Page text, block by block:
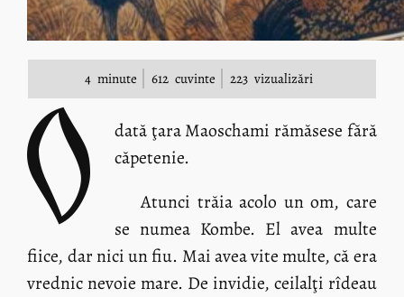
4 minute 612 cuvinte 223 vizualizări
O
dată ţara Maoschami rămăsese fără
căpetenie.
Atunci trăia acolo un om, care
se numea Kombe. El avea multe
fiice, dar nici un fiu. Mai avea vite multe, că era
vrednic nevoie mare. De invidie, ceilalţi rîdeau